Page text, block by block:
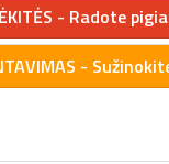
- Radote
-